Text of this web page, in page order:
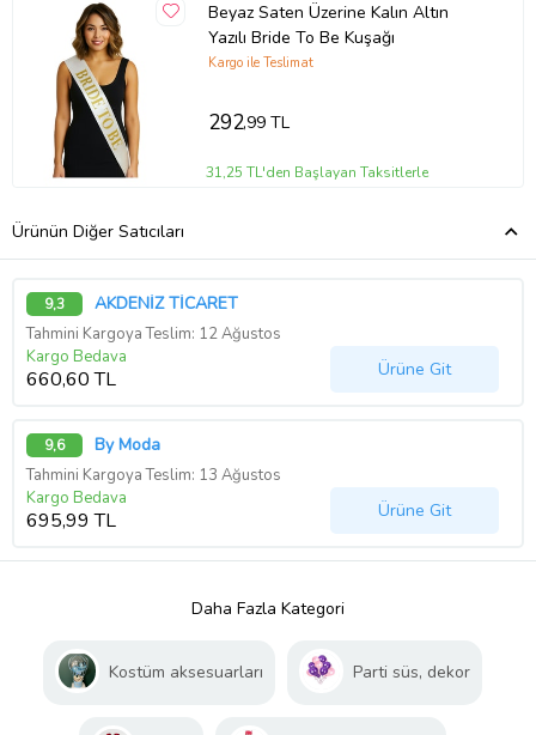
Beyaz Saten Üzerine Kalın Altın
Yazılı Bride To Be Kuşağı
Kargo ile Teslimat
292,99 TL
31,25 TL'den Başlayan Taksitlerle
Ürünün Diğer Satıcıları
9,3 AKDENİZ TİCARET
Tahmini Kargoya Teslim: 12 Ağustos
Kargo Bedava
660,60 TL Ürüne Git
9,6 By Moda
Tahmini Kargoya Teslim: 13 Ağustos
Kargo Bedava
695,99 TL Ürüne Git
Daha Fazla Kategori
Kostüm aksesuarları Parti süs, dekor